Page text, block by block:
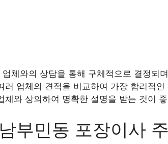
체와의 상담을 통해 구체적으로 결정되
러 업체의 견적을 비교하여 가장 합리적
체와 상의하여 명확한 설명을 받는 것이
부민동 포장이사